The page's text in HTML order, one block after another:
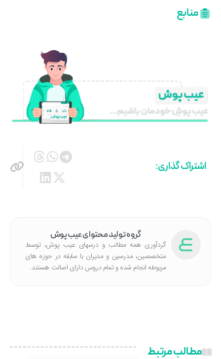
منابع
اشتراک گذاری:
گروه تولید محتوای عیب پوش
گردآوری همه مطالب و درسهای عیب پوش، توسط
متخصصین، مدرسین و مدیران با سابقه در حوزه های
مربوطه انجام شده‌ و تمام دروس دارای اصالت هستند.
مطالب مرتبط